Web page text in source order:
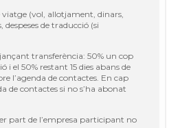
viatge (vol, allotjament, dinars,
de traducció (si
transferència: 50% un cop
i el 50% restant 15 dies abans de
l’agenda de contactes. En cap
de contactes si no s’ha abonat
part de l’empresa participant no